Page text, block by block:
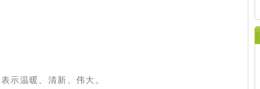
温暖、清新、伟大。